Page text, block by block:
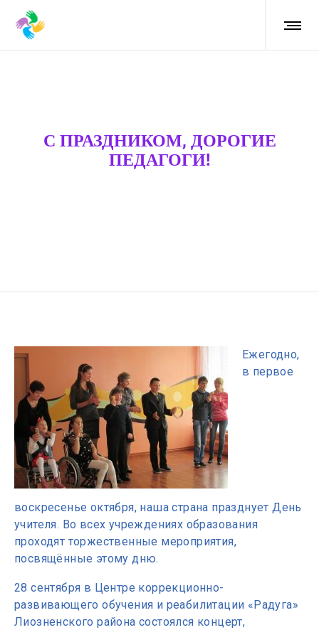
С ПРАЗДНИКОМ, ДОРОГИЕ
ПЕДАГОГИ!
Ежегодно,
в первое
воскресенье октября, наша страна празднует День
учителя. Во всех учреждениях образования
проходят торжественные мероприятия,
посвящённые этому дню.
28 сентября в Центре коррекционно-
развивающего обучения и реабилитации «Радуга»
Лиозненского района состоялся концерт,